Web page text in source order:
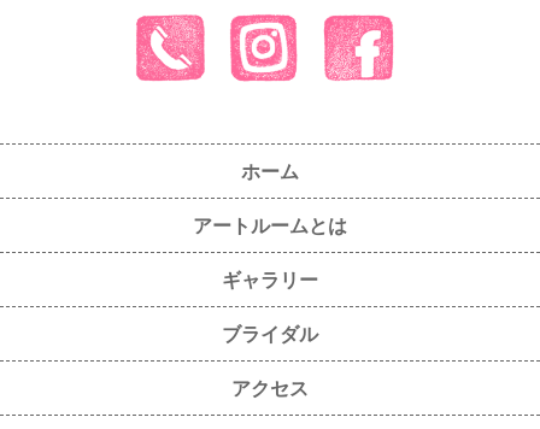
ホーム
アートルームとは
ギャラリー
ブライダル
アクセス